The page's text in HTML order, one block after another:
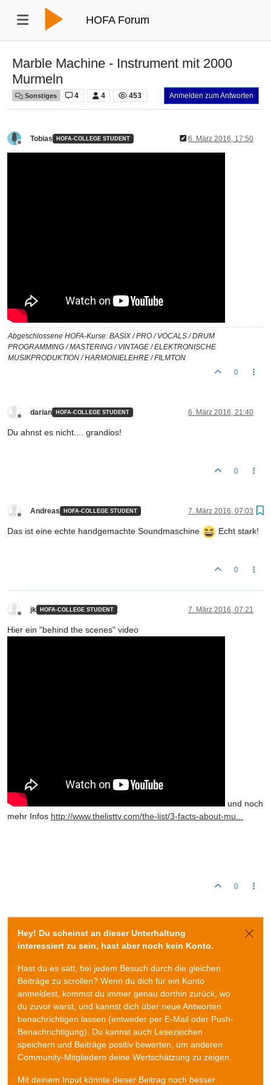
HOFA Forum
Marble Machine - Instrument mit 2000
Murmeln
Sonstiges 4 4 453 Anmelden zum Antworten
Offline
Tobias HOFA-COLLEGE STUDENT 6. März 2016, 17:50
Abgeschlossene HOFA-Kurse: BASIX / PRO / VOCALS / DRUM
PROGRAMMING / MASTERING / VINTAGE / ELEKTRONISCHE
MUSIKPRODUKTION / HARMONIELEHRE / FILMTON
0
Offline
darian HOFA-COLLEGE STUDENT 6. März 2016, 21:40
Du ahnst es nicht.... grandios!
0
Offline
Andreas HOFA-COLLEGE STUDENT 7. März 2016, 07:03
Das ist eine echte handgemachte Soundmaschine Echt stark!
0
Offline
jk HOFA-COLLEGE STUDENT 7. März 2016, 07:21
Hier ein "behind the scenes" video
und noch
mehr Infos http://www.thelisttv.com/the-list/3-facts-about-mu...
0
Hey! Du scheinst an dieser Unterhaltung
interessiert zu sein, hast aber noch kein Konto.
Hast du es satt, bei jedem Besuch durch die gleichen
Beiträge zu scrollen? Wenn du dich für ein Konto
anmeldest, kommst du immer genau dorthin zurück, wo
du zuvor warst, und kannst dich über neue Antworten
benachrichtigen lassen (entweder per E-Mail oder Push-
Benachrichtigung). Du kannst auch Lesezeichen
speichern und Beiträge positiv bewerten, um anderen
Community-Mitgliedern deine Wertschätzung zu zeigen.
Mit deinem Input könnte dieser Beitrag noch besser